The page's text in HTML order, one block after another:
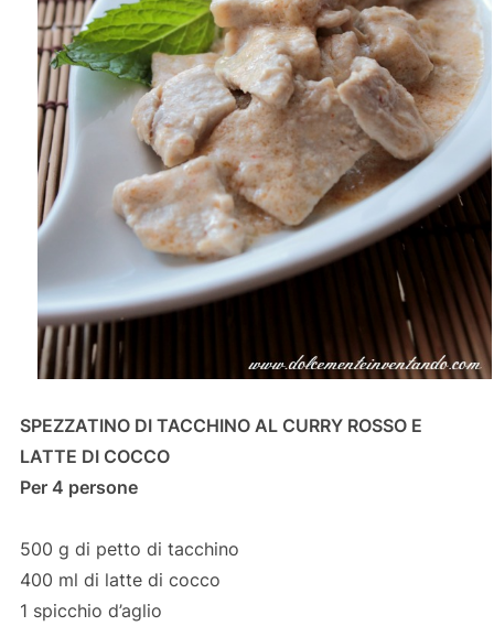
SPEZZATINO DI TACCHINO AL CURRY ROSSO E
LATTE DI COCCO
Per 4 persone
500 g di petto di tacchino
400 ml di latte di cocco
1 spicchio d’aglio